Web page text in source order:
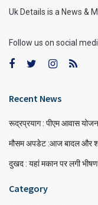
Uk Details is a News &
Follow us on social
Recent News
रूद्रप्रयाग : पीएम आवास
मौसम अपडेट :आज बादल और
दुखद : यहां मकान पर लगी
Category